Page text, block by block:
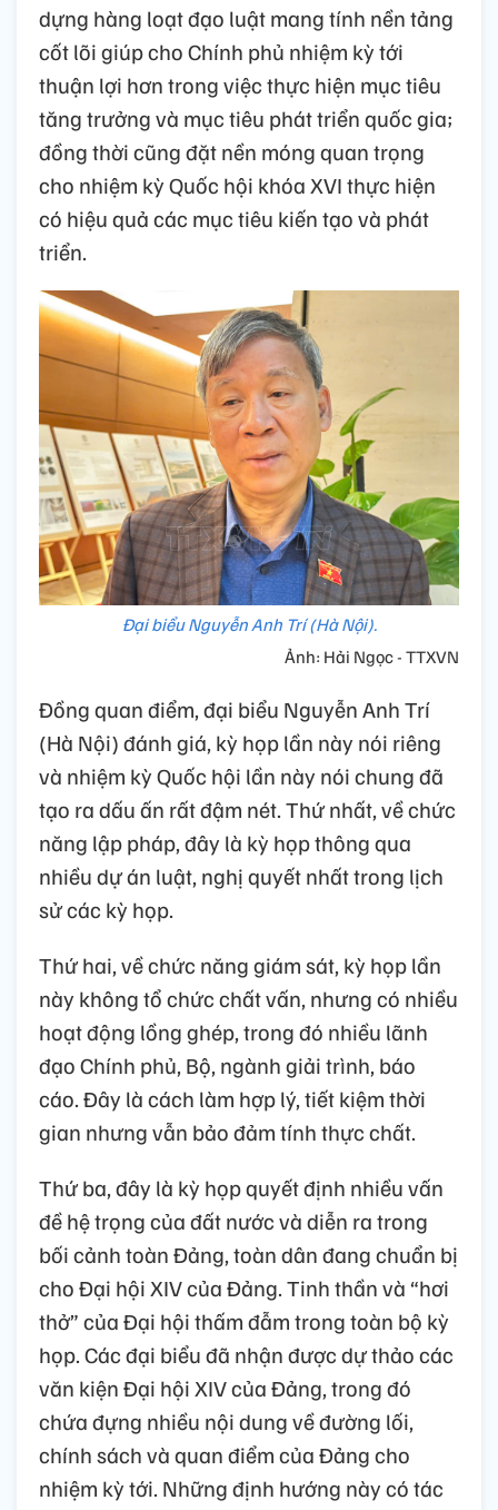
dựng hàng loạt đạo luật mang tính nền tảng
cốt lõi giúp cho Chính phủ nhiệm kỳ tới
thuận lợi hơn trong việc thực hiện mục tiêu
tăng trưởng và mục tiêu phát triển quốc gia;
đồng thời cũng đặt nền móng quan trọng
cho nhiệm kỳ Quốc hội khóa XVI thực hiện
có hiệu quả các mục tiêu kiến tạo và phát
triển.
Đại biểu Nguyễn Anh Trí (Hà Nội).
Ảnh: Hải Ngọc - TTXVN
Đồng quan điểm, đại biểu Nguyễn Anh Trí
(Hà Nội) đánh giá, kỳ họp lần này nói riêng
và nhiệm kỳ Quốc hội lần này nói chung đã
tạo ra dấu ấn rất đậm nét. Thứ nhất, về chức
năng lập pháp, đây là kỳ họp thông qua
nhiều dự án luật, nghị quyết nhất trong lịch
sử các kỳ họp.
Thứ hai, về chức năng giám sát, kỳ họp lần
này không tổ chức chất vấn, nhưng có nhiều
hoạt động lồng ghép, trong đó nhiều lãnh
đạo Chính phủ, Bộ, ngành giải trình, báo
cáo. Đây là cách làm hợp lý, tiết kiệm thời
gian nhưng vẫn bảo đảm tính thực chất.
Thứ ba, đây là kỳ họp quyết định nhiều vấn
đề hệ trọng của đất nước và diễn ra trong
bối cảnh toàn Đảng, toàn dân đang chuẩn bị
cho Đại hội XIV của Đảng. Tinh thần và “hơi
thở” của Đại hội thấm đẫm trong toàn bộ kỳ
họp. Các đại biểu đã nhận được dự thảo các
văn kiện Đại hội XIV của Đảng, trong đó
chứa đựng nhiều nội dung về đường lối,
chính sách và quan điểm của Đảng cho
nhiệm kỳ tới. Những định hướng này có tác